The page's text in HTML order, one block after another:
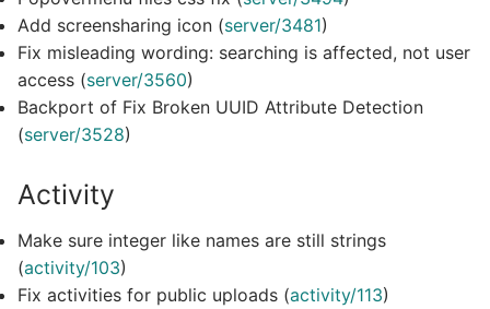
Add screensharing icon (server/3481)
Fix misleading wording: searching is affected, not user
access (server/3560)
Backport of Fix Broken UUID Attribute Detection
(server/3528)
Activity
Make sure integer like names are still strings
(activity/103)
Fix activities for public uploads (activity/113)